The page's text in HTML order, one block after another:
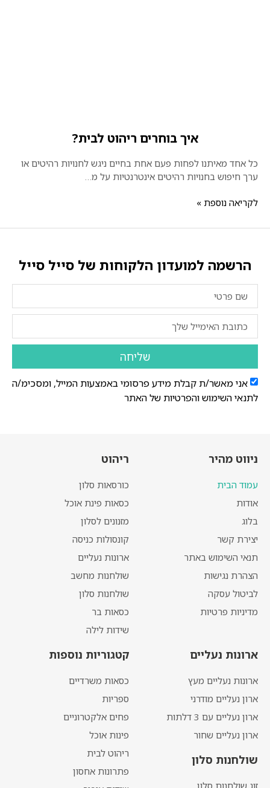
איך בוחרים ריהוט לבית?
כל אחד מאיתנו לפחות פעם אחת בחיים ניגש לחנויות רהיטים או
ערך חיפוש בחנויות רהיטים אינטרנטיות על מ…
לקריאה נוספת »
הרשמה למועדון הלקוחות של סייל סייל
אני מאשר/ת קבלת מידע פרסומי באמצעות המייל, ומסכימ/ה
לתנאי השימוש והפרטיות של האתר
שליחה
ניווט מהיר
עמוד הבית
אודות
בלוג
יצירת קשר
תנאי השימוש באתר
הצהרת נגישות
לביטול עסקה
מדיניות פרטיות
ריהוט
כורסאות סלון
כסאות פינת אוכל
מזנונים לסלון
קונסולות כניסה
ארונות נעליים
שולחנות מחשב
שולחנות סלון
כסאות בר
שידות לילה
ארונות נעליים
ארונות נעליים מעץ
ארון נעליים מודרני
ארון נעליים עם 3 דלתות
ארון נעליים שחור
שולחנות סלון
קטגוריות נוספות
כסאות משרדיים
ספריות
פחים אלקטרוניים
פינות אוכל
ריהוט לבית
פתרונות אחסון